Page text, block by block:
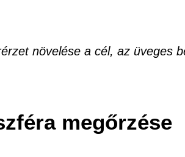
növelése a cél, az üveges
megőrzése